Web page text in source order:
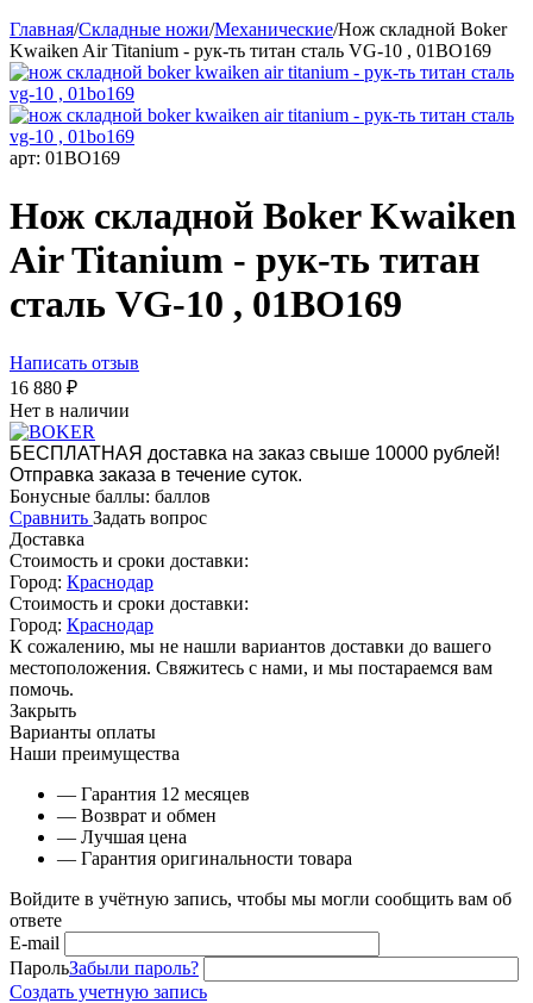
Главная/Складные ножи/Механические/Нож складной Boker
Kwaiken Air Titanium - рук-ть титан сталь VG-10 , 01BO169
арт: 01BO169
Нож складной Boker Kwaiken
Air Titanium - рук-ть титан
сталь VG-10 , 01BO169
Написать отзыв
16 880 ₽
Нет в наличии
БЕСПЛАТНАЯ доставка на заказ свыше 10000 рублей!
Отправка заказа в течение суток.
Бонусные баллы: баллов
Сравнить Задать вопрос
Доставка
Стоимость и сроки доставки:
Город: Краснодар
Стоимость и сроки доставки:
Город: Краснодар
К сожалению, мы не нашли вариантов доставки до вашего
местоположения. Свяжитесь с нами, и мы постараемся вам
помочь.
Закрыть
Варианты оплаты
Наши преимущества
— Гарантия 12 месяцев
— Возврат и обмен
— Лучшая цена
— Гарантия оригинальности товара
Войдите в учётную запись, чтобы мы могли сообщить вам об
ответе
E-mail
ПарольЗабыли пароль?
Создать учетную запись